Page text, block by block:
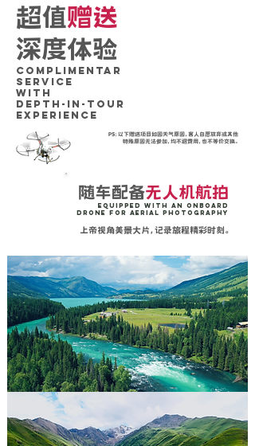
超值赠送
深度体验
Complimentar
SERVICE
WITH
DePTH-IN-TOUR
Experience
随车配备无人机航拍
Equipped with an onboard
drone for aerial photography
上帝视角美景大片，记录旅程精彩时刻。
PS：以下赠送项目如因天气原因，客人自愿放弃或其他
特殊原因无法参加，均不退费用，也不等价交换。